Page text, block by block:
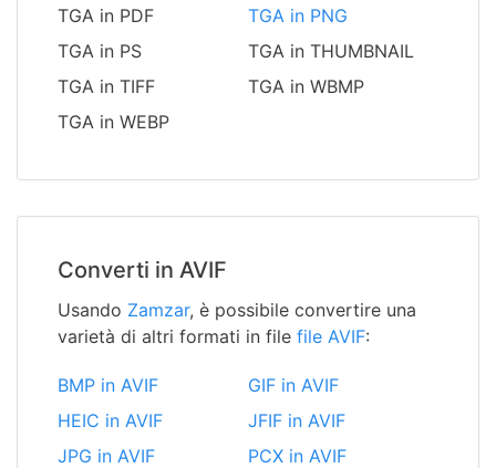
TGA in PDF
TGA in PNG
TGA in PS
TGA in THUMBNAIL
TGA in TIFF
TGA in WBMP
TGA in WEBP
Converti in AVIF
Usando Zamzar, è possibile convertire una
varietà di altri formati in file file AVIF:
BMP in AVIF
GIF in AVIF
HEIC in AVIF
JFIF in AVIF
JPG in AVIF
PCX in AVIF